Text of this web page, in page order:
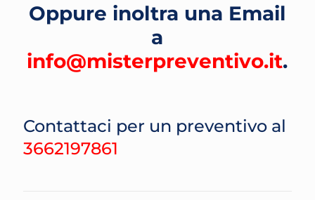
Oppure inoltra una Email
a
info@misterpreventivo.it.
Contattaci per un preventivo al
3662197861